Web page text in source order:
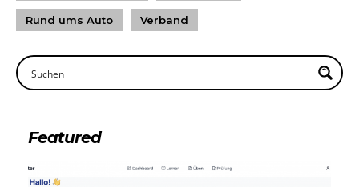
Rund ums Auto Verband
Featured